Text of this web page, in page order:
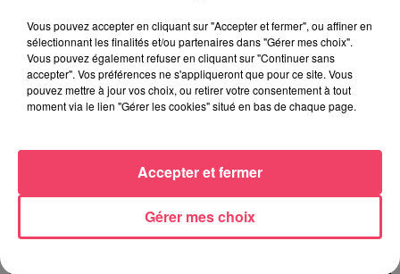
COMBRÉE. AGRESSIONS SEXUELLES À L'ANCIEN COLLÈGE : UN
Vous pouvez accepter en cliquant sur "Accepter et fermer", ou affiner en
sélectionnant les finalités et/ou partenaires dans "Gérer mes choix".
Vous pouvez également refuser en cliquant sur "Continuer sans
accepter". Vos préférences ne s'appliqueront que pour ce site. Vous
pouvez mettre à jour vos choix, ou retirer votre consentement à tout
moment via le lien "Gérer les cookies" situé en bas de chaque page.
Gérer mes choix
Accepter et fermer